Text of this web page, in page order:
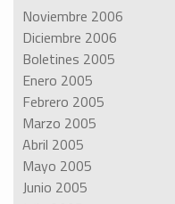
Noviembre 2006
Diciembre 2006
Boletines 2005
Enero 2005
Febrero 2005
Marzo 2005
Abril 2005
Mayo 2005
Junio 2005